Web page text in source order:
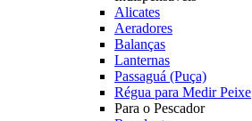
Alicates
Aeradores
Balanças
Lanternas
Passaguá (Puça)
Régua para Medir Peixe
Para o Pescador